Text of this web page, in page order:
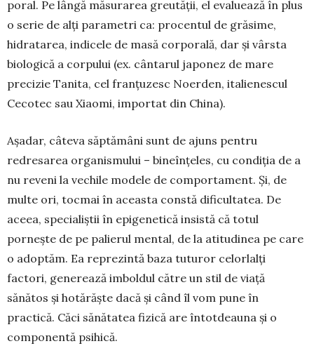
poral. Pe lân­gă măsurarea greutății, el evaluează în plus
o serie de alți parametri ca: procentul de grăsime,
hidra­tarea, indicele de masă corpo­rală, dar și vârsta
biologică a corpului (ex. cântarul japonez de mare
precizie Tanita, cel franțuzesc Noerden, italienescul
Cecotec sau Xiaomi, importat din China).
Așadar, câteva săptămâni sunt de ajuns pentru
redresarea organis­mului – bineînțeles, cu condiția de a
nu reveni la vechile modele de comportament. Și, de
multe ori, tocmai în aceasta constă dificul­ta­tea. De
aceea, specialiștii în epige­netică insistă că totul
pornește de pe palierul men­tal, de la atitu­dinea pe care
o adoptăm. Ea repre­zintă baza tutu­ror celorlalți
factori, generează im­boldul către un stil de viață
sănătos și hotărăște dacă și când îl vom pune în
practică. Căci sănăta­tea fizică are în­tot­deauna și o
componentă psihică.